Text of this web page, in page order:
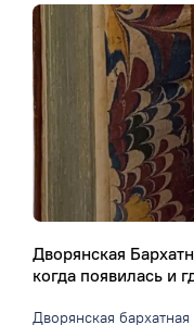
Дворянская
когда появилась и
Дворянская